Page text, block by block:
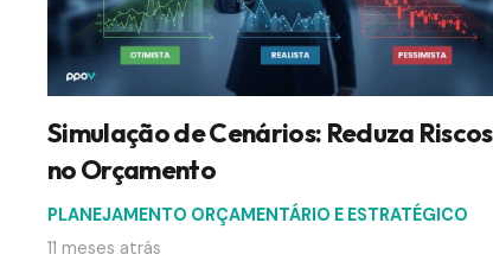
Simulação de Cenários: Reduza Riscos
no Orçamento
PLANEJAMENTO ORÇAMENTÁRIO E ESTRATÉGICO
11 meses atrás